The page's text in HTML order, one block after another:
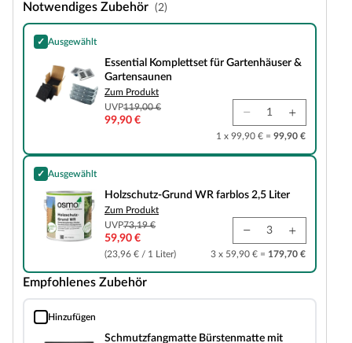
Notwendiges Zubehör (2)
✓ Ausgewählt
Essential Komplettset für Gartenhäuser & Gartensaunen
Essential Komplettset für Gartenhäuser &
Gartensaunen
Zum Produkt
UVP119,00 €
99,90 €
1 x 99,90 € = 99,90 €
✓ Ausgewählt
Holzschutz-Grund WR farblos 2,5 Liter
Holzschutz-Grund WR farblos 2,5 Liter
Zum Produkt
UVP73,19 €
59,90 €
(23,96 € / 1 Liter) 3 x 59,90 € = 179,70 €
Empfohlenes Zubehör
Hinzufügen
Schmutzfangmatte Bürstenmatte mit Gummiboden
Schmutzfangmatte Bürstenmatte mit